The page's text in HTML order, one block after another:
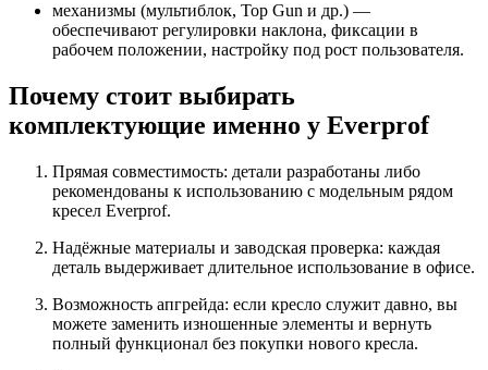
механизмы (мультиблок, Top Gun и др.) —
обеспечивают регулировки наклона, фиксации в
рабочем положении, настройку под рост пользователя.
Почему стоит выбирать
комплектующие именно у Everprof
Прямая совместимость: детали разработаны либо
рекомендованы к использованию с модельным рядом
кресел Everprof.
Надёжные материалы и заводская проверка: каждая
деталь выдерживает длительное использование в офисе.
Возможность апгрейда: если кресло служит давно, вы
можете заменить изношенные элементы и вернуть
полный функционал без покупки нового кресла.